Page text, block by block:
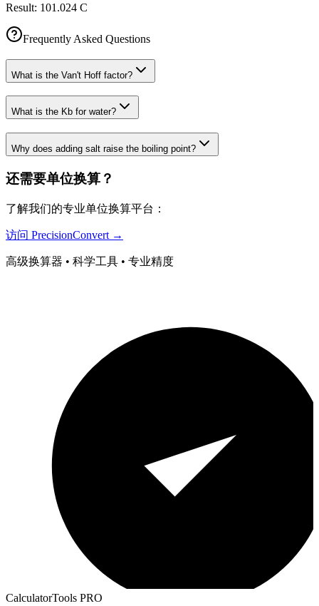
Result: 101.024 C
Frequently Asked Questions
What is the Van't Hoff factor?
What is the Kb for water?
Why does adding salt raise the boiling point?
还需要单位换算？
了解我们的专业单位换算平台：
访问 PrecisionConvert →
高级换算器 • 科学工具 • 专业精度
CalculatorTools PRO